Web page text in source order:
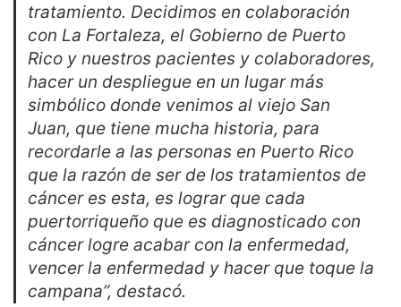
tratamiento. Decidimos en colaboración
con La Fortaleza, el Gobierno de Puerto
Rico y nuestros pacientes y colaboradores,
hacer un despliegue en un lugar más
simbólico donde venimos al viejo San
Juan, que tiene mucha historia, para
recordarle a las personas en Puerto Rico
que la razón de ser de los tratamientos de
cáncer es esta, es lograr que cada
puertorriqueño que es diagnosticado con
cáncer logre acabar con la enfermedad,
vencer la enfermedad y hacer que toque la
campana”, destacó.